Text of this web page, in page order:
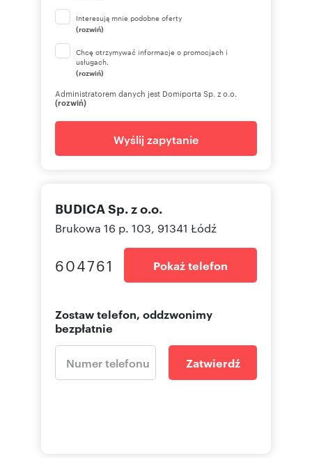
Interesują mnie podobne oferty
(rozwiń)
Chcę otrzymywać informacje o promocjach i
usługach.
(rozwiń)
Administratorem danych jest Domiporta Sp. z o.o.
(rozwiń)
Wyślij zapytanie
BUDICA Sp. z o.o.
Brukowa 16 p. 103, 91341 Łódź
604761 Pokaż telefon
Zostaw telefon, oddzwonimy
bezpłatnie
Zatwierdź